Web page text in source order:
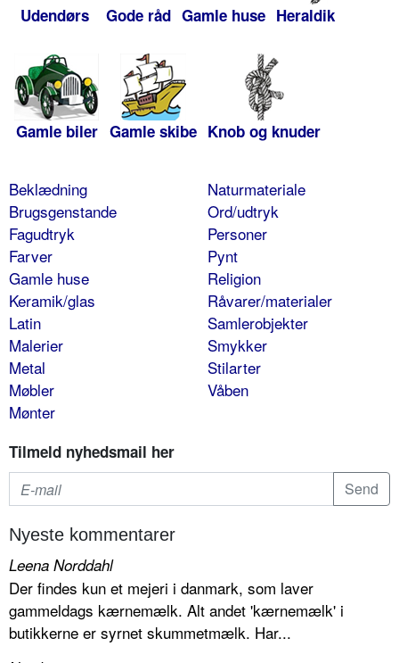
Udendørs Gode råd Gamle huse Heraldik
Gamle biler Gamle skibe Knob og knuder
Beklædning
Brugsgenstande
Fagudtryk
Farver
Gamle huse
Keramik/glas
Latin
Malerier
Metal
Møbler
Mønter
Naturmateriale
Ord/udtryk
Personer
Pynt
Religion
Råvarer/materialer
Samlerobjekter
Smykker
Stilarter
Våben
Tilmeld nyhedsmail her
Nyeste kommentarer
Leena Norddahl
Der findes kun et mejeri i danmark, som laver
gammeldags kærnemælk. Alt andet 'kærnemælk' i
butikkerne er syrnet skummetmælk. Har...